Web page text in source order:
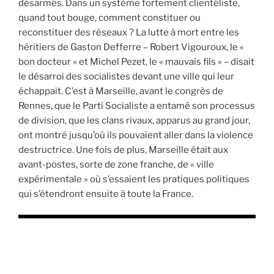
désarmés. Dans un système fortement clientéliste,
quand tout bouge, comment constituer ou
reconstituer des réseaux ? La lutte à mort entre les
héritiers de Gaston Defferre – Robert Vigouroux, le «
bon docteur » et Michel Pezet, le « mauvais fils » – disait
le désarroi des socialistes devant une ville qui leur
échappait. C’est à Marseille, avant le congrès de
Rennes, que le Parti Socialiste a entamé son processus
de division, que les clans rivaux, apparus au grand jour,
ont montré jusqu’où ils pouvaient aller dans la violence
destructrice. Une fois de plus, Marseille était aux
avant-postes, sorte de zone franche, de « ville
expérimentale » où s’essaient les pratiques politiques
qui s’étendront ensuite à toute la France.